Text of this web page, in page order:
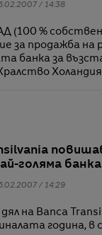
/ 14:38
(100 %
за продажба на
банка за
голяма
/ 14:29
на Banca
година, в